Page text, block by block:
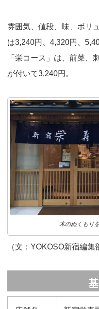
雰囲気、値段、味、ボリ
は3,240円、4,320円、
「栄コース」は、前菜、
が付いて3,240円。
木のぬくもり
（文：YOKOSO新宿編